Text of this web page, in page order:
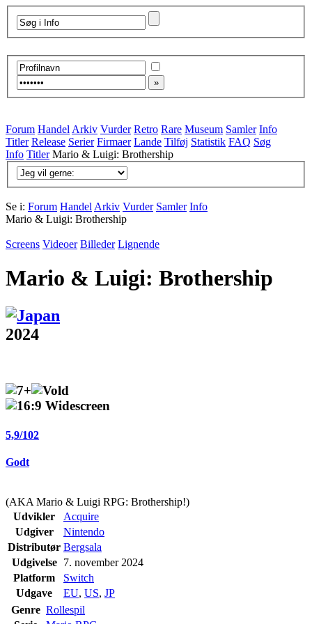
Forum Handel Arkiv Vurder Retro Rare Museum Samler Info
Titler Release Serier Firmaer Lande Tilføj Statistik FAQ Søg
Info Titler Mario & Luigi: Brothership
Se i: Forum Handel Arkiv Vurder Samler Info
Mario & Luigi: Brothership
Screens Videoer Billeder Lignende
Mario & Luigi: Brothership
2024
5,9/102
Godt
(AKA Mario & Luigi RPG: Brothership!)
Udvikler
Acquire
Udgiver
Nintendo
Distributør Bergsala
Udgivelse
7. november 2024
Platform
Switch
Udgave
EU, US, JP
Genre Rollespil